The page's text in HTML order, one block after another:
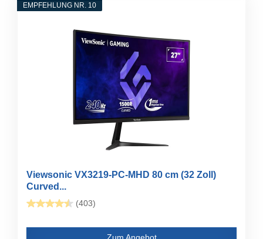
EMPFEHLUNG NR. 10
Viewsonic VX3219-PC-MHD 80 cm (32 Zoll)
Curved...
(403)
Zum Angebot